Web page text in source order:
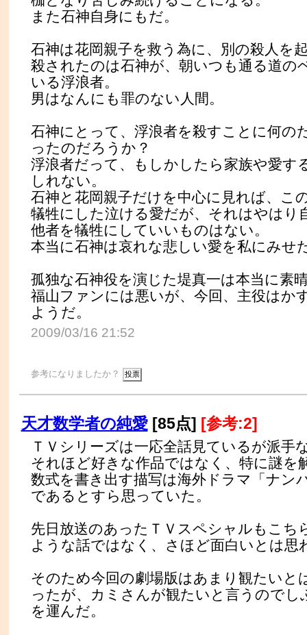
また石神自身にもだ。
石神は花岡親子を救う為に、別の殺人を
殺されたのは石神が、朝いつも通る道の
いる浮浪者。
男はなんにも罪のない人間。
石神にとって、浮浪者を殺すことに何の
ったのだろうか？
浮浪者だって、もしかしたら家族や愛す
しれない。
石神と花岡親子だけを中心に見れば、こ
犠牲にした泣ける愛だが、それはやはり
他者を犠牲にしていいものはない。
本当に石神は哀れな悲しい愛を私にみせ
孤独な石神役を演じた堤真一は本当に素
福山ファンには悪いが、今回、主役はか
ようだ。
2009/03/16 21:52
参考になりましたか？
天才数学者の純愛[85点] [参考:2]
ＴＶシリーズは一応全話見ているが派手
それほど好きな作品ではなく、特に謎を
数式を書き出す描写は海外ドラマ「ナン
であるとすら思っていた。
先日放送のあったＴＶスペシャルもこち
ような話ではなく、さほど面白いとは思
そのため今回の劇場版はあまり観たいと
ったが、カミさんが観たいと言うのでし
を運んだ。